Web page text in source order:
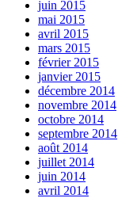
juin 2015
mai 2015
avril 2015
mars 2015
février 2015
janvier 2015
décembre 2014
novembre 2014
octobre 2014
septembre 2014
août 2014
juillet 2014
juin 2014
avril 2014